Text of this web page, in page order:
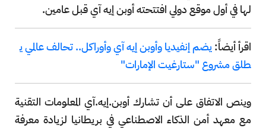
لها في أول موقع دولي افتتحته أوبن إيه آي قبل عامين.
اقرأ أيضاً:يضم إنفيديا وأوبن إيه آي وأوراكل.. تحالف عالمي ي
طلق مشروع "ستارغيت الإمارات"
وينص الاتفاق على أن تشارك أوبن.إيه.آي المعلومات التقنية
مع معهد أمن الذكاء الاصطناعي في بريطانيا لزيادة معرفة